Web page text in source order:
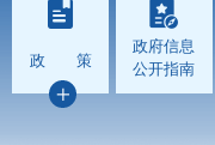
政 策
政府信息
公开指南